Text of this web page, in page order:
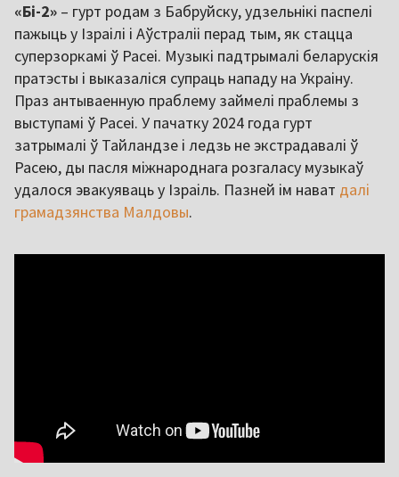
«Бі-2» – гурт родам з Бабруйску, удзельнікі паспелі
пажыць у Ізраілі і Аўстраліі перад тым, як стацца
суперзоркамі ў Расеі. Музыкі падтрымалі беларускія
пратэсты і выказаліся супраць нападу на Украіну.
Праз антываенную праблему займелі праблемы з
выступамі ў Расеі. У пачатку 2024 года гурт
затрымалі ў Тайландзе і ледзь не экстрадавалі ў
Расею, ды пасля міжнароднага розгаласу музыкаў
удалося эвакуяваць у Ізраіль. Пазней ім нават далі
грамадзянства Малдовы.